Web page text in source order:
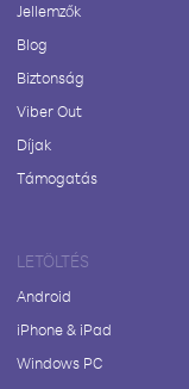
Jellemzők
Blog
Biztonság
Viber Out
Díjak
Támogatás
LETÖLTÉS
Android
iPhone & iPad
Windows PC